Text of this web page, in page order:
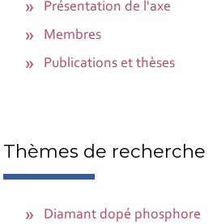
Présentation de l'axe
Membres
Publications et thèses
Thèmes de recherche
Diamant dopé phosphore